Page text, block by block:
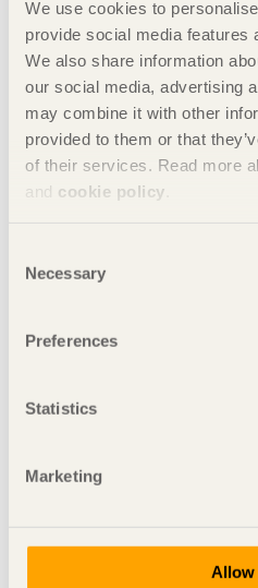
We use cookies to
provide social media features
We also share information
our social media, advertising
may combine it with other
provided to them or that
of their services. Read more
and cookie policy
Selection
Necessary
Preferences
Statistics
Marketing
Allow